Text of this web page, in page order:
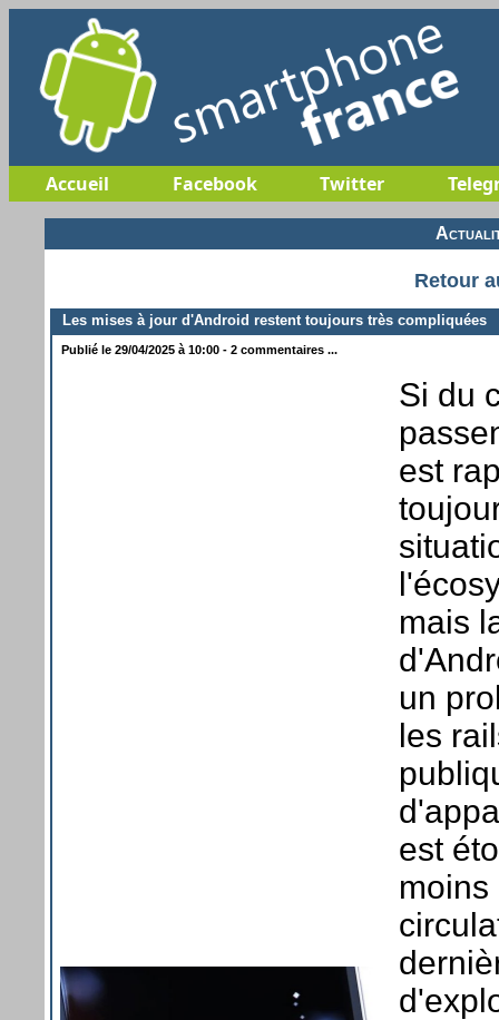
Accueil Facebook Twitter
Retour
Les mises à jour d'Android restent toujours très compliquées
Publié le 29/04/2025 à 10:00 - 2 commentaires ...
Si du
est
mais
un
les
est
moins